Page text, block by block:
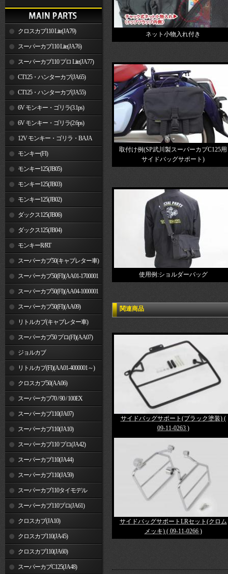
クロスカブ110 Lite(JA79)
スーパーカブ110 Lite(JA76)
スーパーカブ110 プロ Lite(JA77)
CT125・ハンターカブ(JA65)
CT125・ハンターカブ(JA55)
6V モンキー・ゴリラ(3.1ps)
6V モンキー・ゴリラ(2.6ps)
12V モンキー・ゴリラ・BAJA
モンキー(FI)
モンキー125(JB05)
モンキー125(JB03)
モンキー125(JB02)
ダックス125(JB06)
ダックス125(JB04)
モンキーR/RT
スーパーカブ50(キャブレター車)
スーパーカブ50(FI)(AA01-1700001
～) スーパーカブ50(FI)(AA04-1000001
～) スーパーカブ50(FI)(AA09)
リトルカブ(キャブレター車)
スーパーカブ50 プロ(FI)(AA07)
ジョルカブ
リトルカブ(FI)(AA01-4000001～)
クロスカブ50(AA06)
スーパーカブ70 / 90 / 100EX
スーパーカブ110(JA07)
スーパーカブ110(JA10)
スーパーカブ110 プロ(JA42)
スーパーカブ110(JA44)
スーパーカブ110(JA59)
スーパーカブ110タイモデル
(MLHJA56)
スーパーカブ110プロ(JA61)
クロスカブ(JA10)
クロスカブ110(JA45)
クロスカブ110(JA60)
スーパーカブC125(JA48)
ネット小物入れ付き
取付け例(SP武川製スーパーカブC125用
サイドバッグサポート)
使用例:ショルダーバッグ
関連商品
サイドバッグサポート(ブラック塗装) (
09-11-0263 )
サイドバッグサポートLRセット(クロム
メッキ) ( 09-11-0266 )